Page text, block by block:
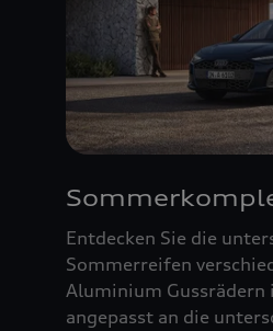
Entdecken Sie die
Sommerreifen
Aluminium Gussrädern
angepasst an die